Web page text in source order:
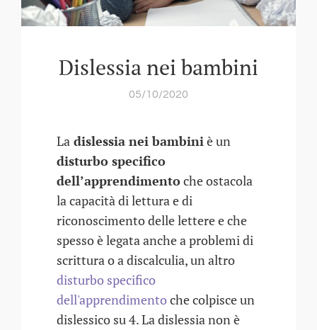
Dislessia nei bambini
05/10/2020
La dislessia nei bambiniè un
disturbo specifico
dell’apprendimentoche ostacola
la capacità di lettura e di
riconoscimento delle lettere e che
spesso è legata anche a problemi di
scrittura o a discalculia, un altro
disturbo specifico
dell'apprendimentoche colpisce un
dislessico su 4. La dislessia non è